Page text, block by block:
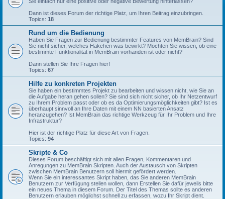
Dann ist dieses Forum der richtige Platz, um Ihren Beitrag einzubringen.
Topics: 18
Rund um die Bedienung
Haben Sie Fragen zur Bedienung bestimmter Features von MemBrain? Sind
Sie nicht sicher, welches Häkchen was bewirkt? Möchten Sie wissen, ob eine
bestimmte Funktionalität in MemBrain vorhanden ist oder nicht?
Dann stellen Sie Ihre Fragen hier!
Topics: 67
Hilfe zu konkreten Projekten
Sie haben ein bestimmtes Projekt zu bearbeiten und wissen nicht, wie Sie an
die Aufgabe heran gehen sollen? Sie sind sich nicht sicher, ob Ihr Netzentwurf
zu Ihrem Problem passt oder ob es da Optimierungsmöglichkeiten gibt? Ist es
überhaupt sinnvoll an Ihre Daten mit einem NN basierten Ansatz
heranzugehen? Ist MemBrain das richtige Werkzeug für Ihr Problem und Ihre
Infrastruktur?
Hier ist der richtige Platz für diese Art von Fragen.
Topics: 94
Skripte & Co
Dieses Forum beschäftigt sich mit allen Fragen, Kommentaren und
Anregungen zu MemBrain Skripten. Auch der Austausch von Skripten
zwischen MemBrain Benutzern soll hiermit gefördert werden.
Wenn Sie ein interessantes Skript haben, das Sie anderen MemBrain
Benutzern zur Verfügung stellen wollen, dann Erstellen Sie dafür jeweils bitte
ein neues Thema in diesem Forum. Der Titel des Themas sollte es anderen
Benutzern erlauben möglichst schnell zu erfassen, wozu Ihr Skript dient.